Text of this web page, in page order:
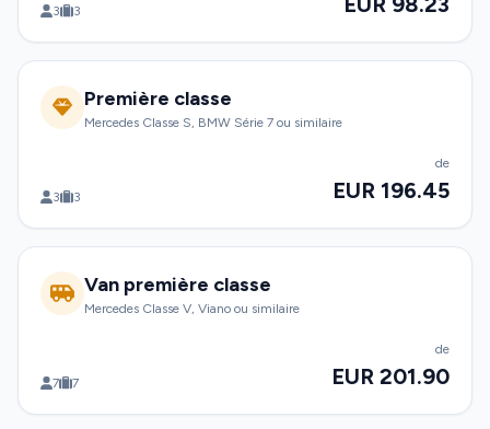
3 3
Première classe
Mercedes Classe S, BMW Série 7 ou similaire
3 3
de
EUR 196.45
Van première classe
Mercedes Classe V, Viano ou similaire
7 7
de
EUR 201.90